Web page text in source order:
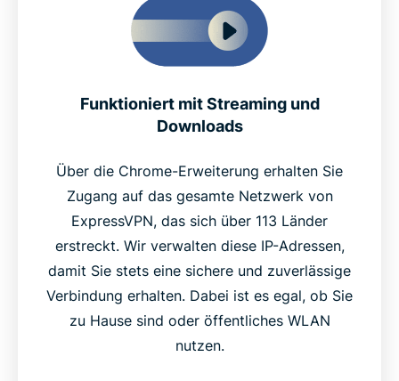
Funktioniert mit Streaming und
Downloads
Über die Chrome-Erweiterung erhalten Sie
Zugang auf das gesamte Netzwerk von
ExpressVPN, das sich über 113 Länder
erstreckt. Wir verwalten diese IP-Adressen,
damit Sie stets eine sichere und zuverlässige
Verbindung erhalten. Dabei ist es egal, ob Sie
zu Hause sind oder öffentliches WLAN
nutzen.